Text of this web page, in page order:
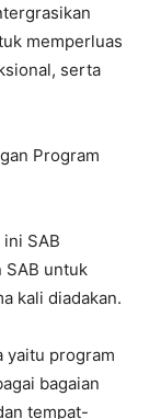
memperluas
serta
Program
SAB
SAB untuk
kali diadakan.
yaitu program
bagaian
tempat-